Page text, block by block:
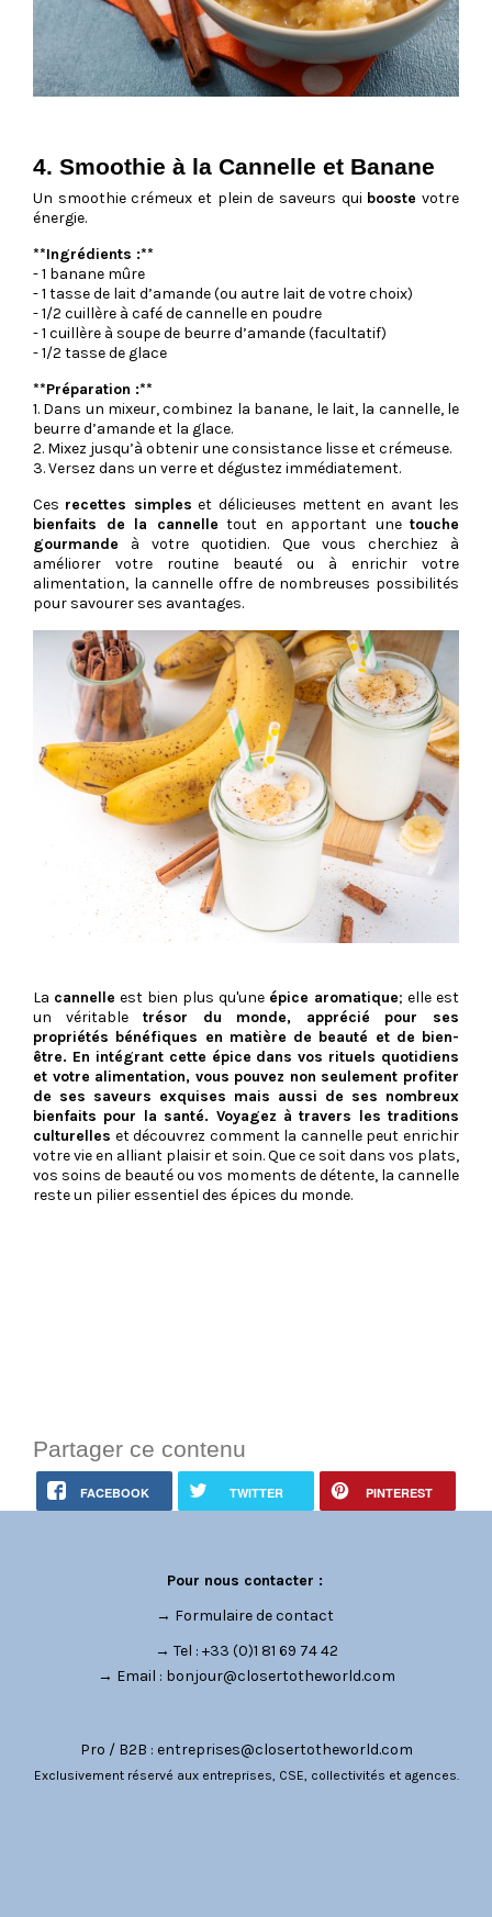
4. Smoothie à la Cannelle et Banane
Un smoothie crémeux et plein de saveurs qui booste votre
énergie.
**Ingrédients :**
- 1 banane mûre
- 1 tasse de lait d’amande (ou autre lait de votre choix)
- 1/2 cuillère à café de cannelle en poudre
- 1 cuillère à soupe de beurre d’amande (facultatif)
- 1/2 tasse de glace
**Préparation :**
1. Dans un mixeur, combinez la banane, le lait, la cannelle, le
beurre d’amande et la glace.
2. Mixez jusqu’à obtenir une consistance lisse et crémeuse.
3. Versez dans un verre et dégustez immédiatement.
Ces recettes simples et délicieuses mettent en avant les
bienfaits de la cannelle tout en apportant une touche
gourmande à votre quotidien. Que vous cherchiez à
améliorer votre routine beauté ou à enrichir votre
alimentation, la cannelle offre de nombreuses possibilités
pour savourer ses avantages.
La cannelle est bien plus qu'une épice aromatique; elle est
un véritabletrésor du monde, apprécié pour ses
propriétés bénéfiques en matière de beauté et de bien-
être. En intégrant cette épice dans vos rituels quotidiens
et votre alimentation, vous pouvez non seulement profiter
de ses saveurs exquises mais aussi de ses nombreux
bienfaits pour la santé. Voyagez à travers les traditions
culturelles et découvrez comment la cannelle peut enrichir
votre vie en alliant plaisir et soin. Que ce soit dans vos plats,
vos soins de beauté ou vos moments de détente, la cannelle
reste un pilier essentiel des épices du monde.
Partager ce contenu
FACEBOOK TWITTER PINTEREST
Pour nous contacter :
→ Formulaire de contact
→ Tel : +33 (0)1 81 69 74 42
→ Email : bonjour@closertotheworld.com
Pro / B2B : entreprises@closertotheworld.com
Exclusivement réservé aux entreprises, CSE, collectivités et agences.